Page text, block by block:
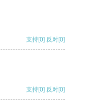
支持[0] 反对[0]
支持[0] 反对[0]